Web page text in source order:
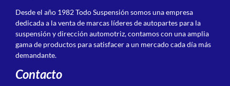
Desde el año 1982 Todo Suspensión somos una empresa
dedicada a la venta de marcas líderes de autopartes para la
suspensión y dirección automotriz, contamos con una amplia
gama de productos para satisfacer a un mercado cada día más
demandante.
Contacto